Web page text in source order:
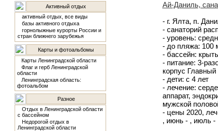
Активный отдых
активный отдых, все виды
базы активного отдыха
горнолыжные курорты России и
стран ближнего зарубежья
Карты и фотоальбомы
Карты Ленинградской области
Флаг и герб Ленинградской
области
Ленинградская область:
фотоальбом
Разное
Отдых в Ленинградской области
с бассейном
Недорогой отдых в
Ленинградской области
Ай-Даниль,
- г. Ялта, п.
- санаторий
- уровень:
- до пляжа: 100
- бассейн:
- питание: 3-
корпус Главный
- дети: с 4 лет
- лечение:
аппарат,
мужской
- цены 2020,
, июнь - , июль -